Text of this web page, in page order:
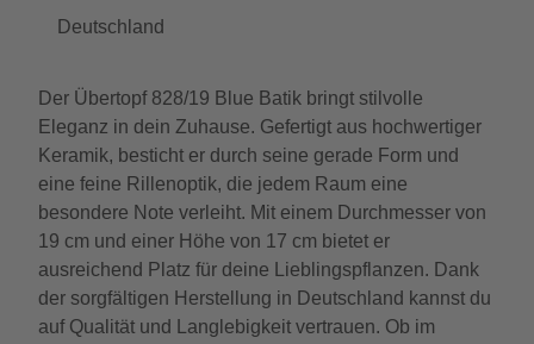
Deutschland
Der Übertopf 828/19 Blue Batik bringt stilvolle
Eleganz in dein Zuhause. Gefertigt aus hochwertiger
Keramik, besticht er durch seine gerade Form und
eine feine Rillenoptik, die jedem Raum eine
besondere Note verleiht. Mit einem Durchmesser von
19 cm und einer Höhe von 17 cm bietet er
ausreichend Platz für deine Lieblingspflanzen. Dank
der sorgfältigen Herstellung in Deutschland kannst du
auf Qualität und Langlebigkeit vertrauen. Ob im